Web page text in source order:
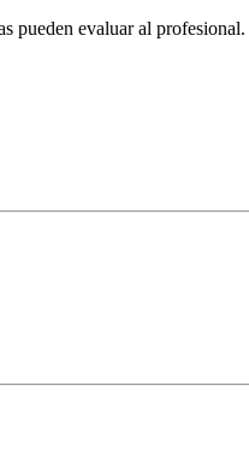
pueden evaluar al profesional.